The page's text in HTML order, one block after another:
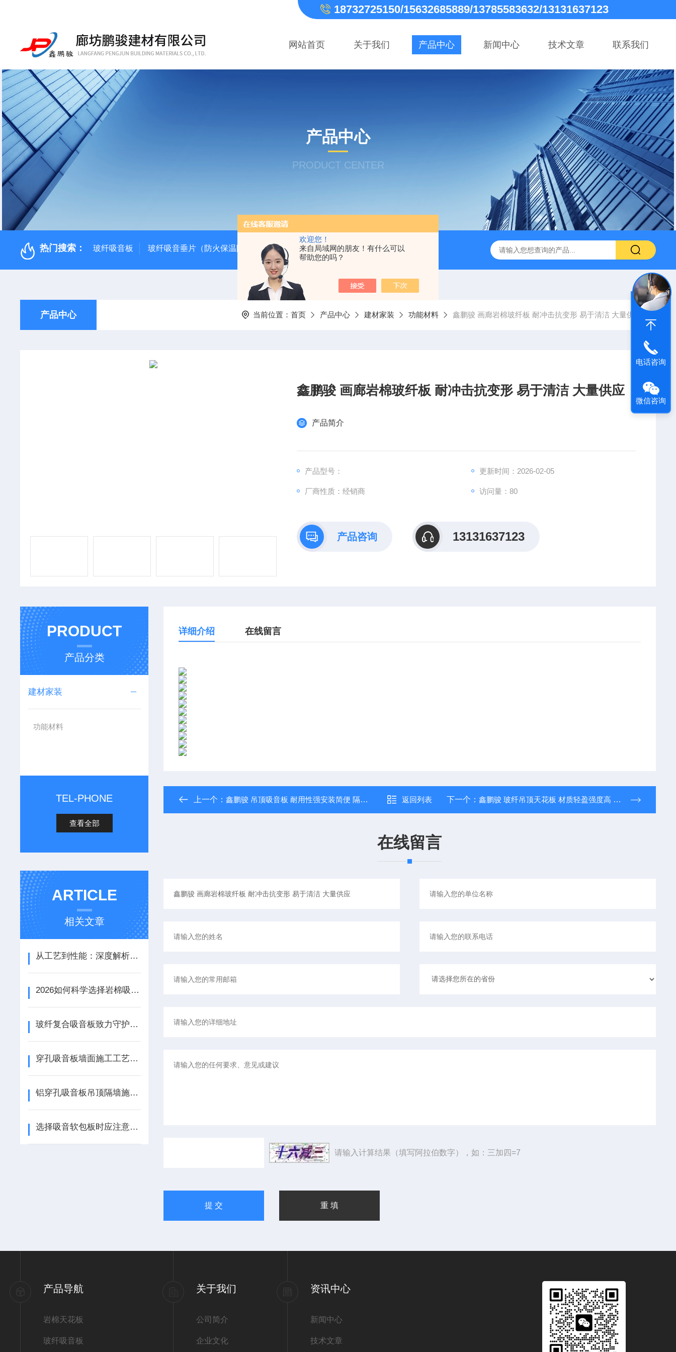
欢迎您！
来自局域网的朋友！有什么可以
帮助您的吗？
18732725150/15632685889/13785583632/13131637123
网站首页 关于我们 产品中心 新闻中心 技术文章 联系我们
产品中心
PRODUCT CENTER
热门搜索： 玻纤吸音板 玻纤吸音垂片（防火保温隔音降噪） 岩棉吸音板（吊顶专用装饰材料） 600*600 600*1200鑫鹏骏 岩棉天花板 防火抗下陷 吸音吊顶 玻纤
产品中心 当前位置： 首页 产品中心 建材家装 功能材料 鑫鹏骏 画廊岩棉玻纤板 耐冲击抗变形 易于清洁 大量供应
鑫鹏骏 画廊岩棉玻纤板 耐冲击抗变形 易于清洁 大量供应
产品简介
产品型号： 更新时间：2026-02-05
厂商性质：经销商 访问量：80
产品咨询 13131637123
PRODUCT
产品分类
建材家装
功能材料
TEL-PHONE
查看全部
ARTICLE
相关文章
从工艺到性能：深度解析铝天花吸音板的结构优势与应用场景
2026如何科学选择岩棉吸音板：性能参数、安装工艺与场景适配
玻纤复合吸音板致力守护宁静资源
穿孔吸音板墙面施工工艺详解
铝穿孔吸音板吊顶隔墙施工工艺
选择吸音软包板时应注意以下几点
详细介绍 在线留言
上一个：鑫鹏骏 吊顶吸音板 耐用性强安装简便 隔音降噪 专业生产 返回列表 下一个： 鑫鹏骏 玻纤吊顶天花板 材质轻盈强度高 尺寸多样 批量供应
在线留言
请输入计算结果（填写阿拉伯数字），如：三加四=7
产品导航
岩棉天花板
玻纤吸音板
关于我们
公司简介
企业文化
资讯中心
新闻中心
技术文章
电话咨询
微信咨询